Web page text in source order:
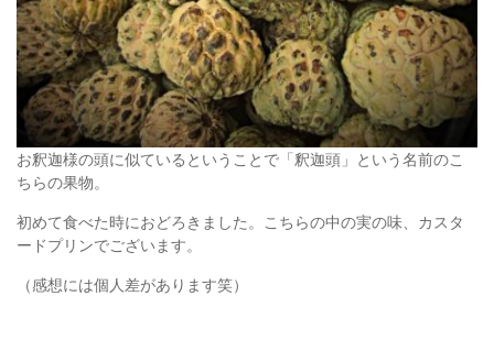
お釈迦様の頭に似ているということで「釈迦頭」という名前のこ
ちらの果物。
初めて食べた時におどろきました。こちらの中の実の味、カスタ
ードプリンでございます。
（感想には個人差があります笑）